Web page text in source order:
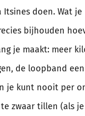
Itsines doen. Wat
bijhouden
je maakt: meer
de loopband
je kunt nooit per
zwaar tillen (als